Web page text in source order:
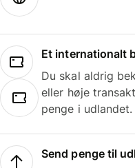
Et internationalt
Du skal aldrig
eller høje
penge i udlandet.
Send penge til